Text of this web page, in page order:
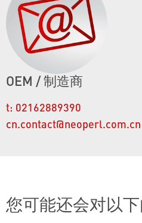
OEM / 制造商
t: 02162889390
cn.contact@neoperl.com.cn
您可能还会对以